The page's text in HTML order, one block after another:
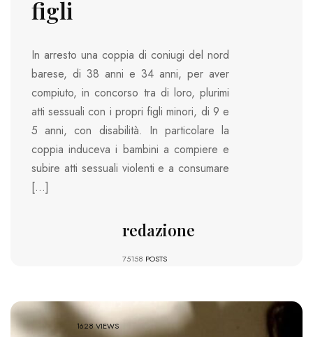
figli
In arresto una coppia di coniugi del nord
barese, di 38 anni e 34 anni, per aver
compiuto, in concorso tra di loro, plurimi
atti sessuali con i propri figli minori, di 9 e
5 anni, con disabilità. In particolare la
coppia induceva i bambini a compiere e
subire atti sessuali violenti e a consumare
[…]
redazione
75158 POSTS
1628 VIEWS